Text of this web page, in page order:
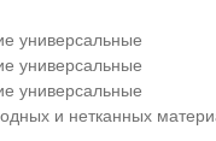
универсальные
универсальные
универсальные
и нетканных